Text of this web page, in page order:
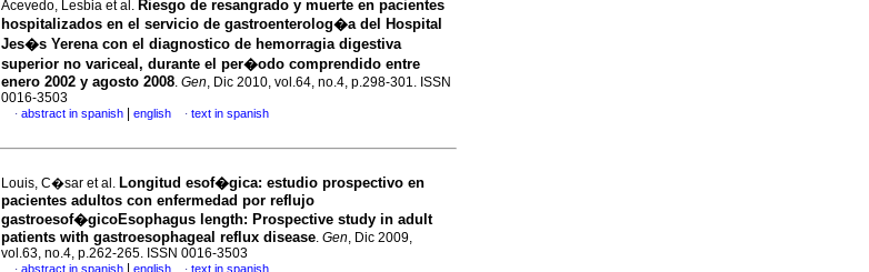
Acevedo, Lesbia et al. Riesgo de resangrado y muerte en pacientes
hospitalizados en el servicio de gastroenterolog�a del Hospital
Jes�s Yerena con el diagnostico de hemorragia digestiva
superior no variceal, durante el per�odo comprendido entre
enero 2002 y agosto 2008. Gen, Dic 2010, vol.64, no.4, p.298-301. ISSN
0016-3503
· abstract in spanish english · text in spanish
Louis, C�sar et al. Longitud esof�gica: estudio prospectivo en
pacientes adultos con enfermedad por reflujo
gastroesof�gicoEsophagus length: Prospective study in adult
patients with gastroesophageal reflux disease. Gen, Dic 2009,
vol.63, no.4, p.262-265. ISSN 0016-3503
· abstract in spanish english · text in spanish